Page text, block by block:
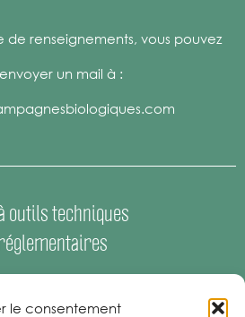
le consentement
renseignements, vous pouvez
un mail à :
outils techniques